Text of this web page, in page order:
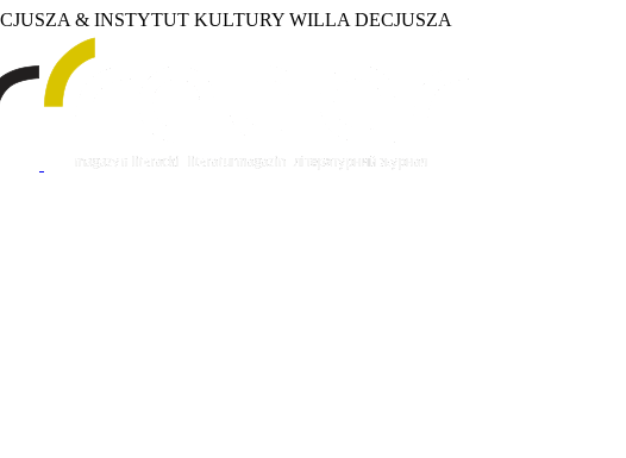
& INSTYTUT KULTURY WILLA DECJUSZA